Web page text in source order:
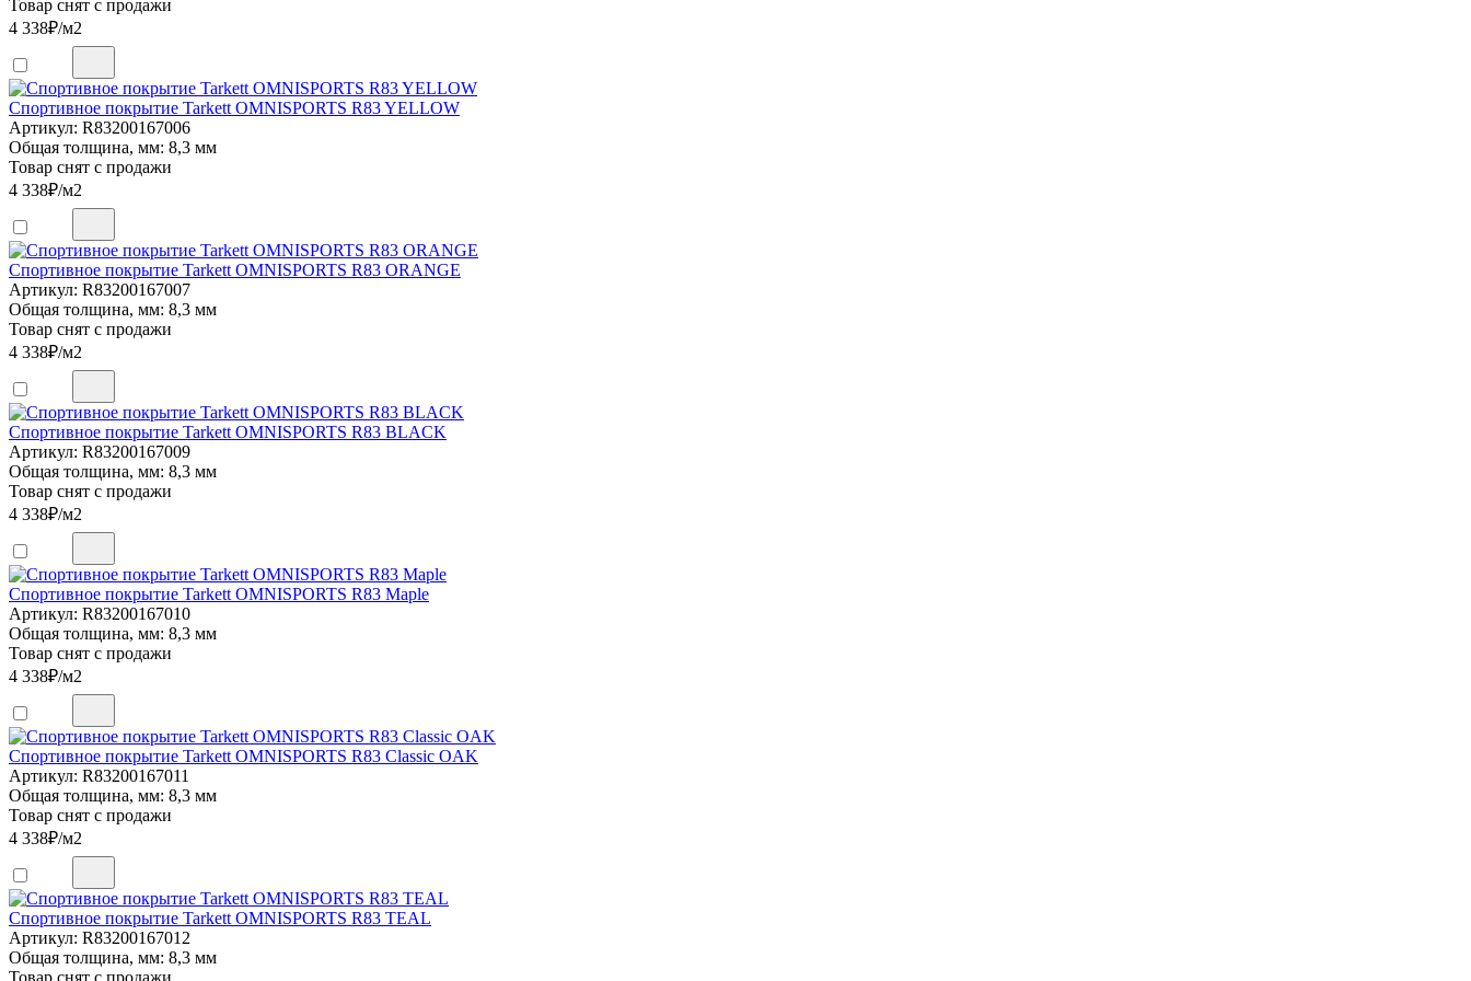
Товар снят с продажи
4 338₽/м2
Спортивное покрытие Tarkett OMNISPORTS R83 YELLOW
Артикул: R83200167006
Общая толщина, мм: 8,3 мм
Товар снят с продажи
4 338₽/м2
Спортивное покрытие Tarkett OMNISPORTS R83 ORANGE
Артикул: R83200167007
Общая толщина, мм: 8,3 мм
Товар снят с продажи
4 338₽/м2
Спортивное покрытие Tarkett OMNISPORTS R83 BLACK
Артикул: R83200167009
Общая толщина, мм: 8,3 мм
Товар снят с продажи
4 338₽/м2
Спортивное покрытие Tarkett OMNISPORTS R83 Maple
Артикул: R83200167010
Общая толщина, мм: 8,3 мм
Товар снят с продажи
4 338₽/м2
Спортивное покрытие Tarkett OMNISPORTS R83 Classic OAK
Артикул: R83200167011
Общая толщина, мм: 8,3 мм
Товар снят с продажи
4 338₽/м2
Спортивное покрытие Tarkett OMNISPORTS R83 TEAL
Артикул: R83200167012
Общая толщина, мм: 8,3 мм
Товар снят с продажи